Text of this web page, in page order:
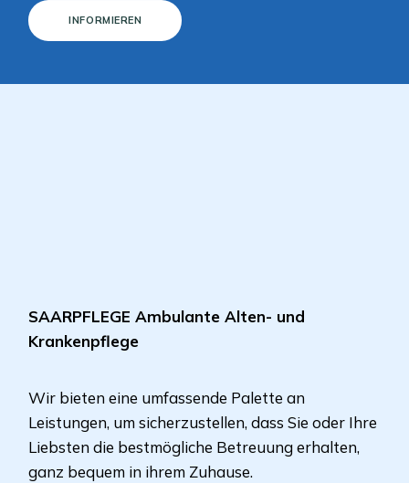
INFORMIEREN
SAARPFLEGE Ambulante Alten- und
Krankenpflege
Wir bieten eine umfassende Palette an
Leistungen, um sicherzustellen, dass Sie oder Ihre
Liebsten die bestmögliche Betreuung erhalten,
ganz bequem in ihrem Zuhause.